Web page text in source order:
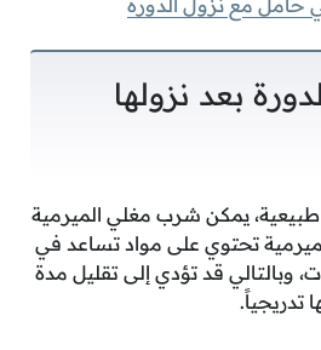
بعد نزولها
يمكن شرب مغلي الميرمية
والميرمية تحتوي على مواد تساعد في
وبالتالي قد تؤدي إلى تقليل مدة
تدريجياً.